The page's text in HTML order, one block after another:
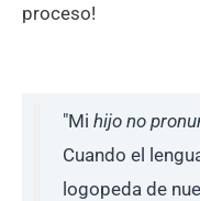
proceso!
"Mi hijo no
Cuando el
logopeda de